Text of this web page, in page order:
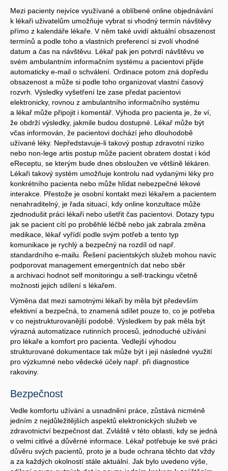
Mezi pacienty nejvíce využívané a oblíbené online objednávání
k lékaři uživatelům umožňuje vybrat si vhodný termín návštěvy
přímo z kalendáře lékaře. V něm také uvidí aktuální obsazenost
termínů a podle toho a vlastních preferencí si zvolí vhodné
datum a čas na návštěvu. Lékař pak jen potvrdí návštěvu ve
svém ambulantním informačním systému a pacientovi přijde
automaticky e-mail o schválení. Ordinace potom zná dopředu
obsazenost a může si podle toho organizovat vlastní časový
rozvrh. Výsledky vyšetření lze zase předat pacientovi
elektronicky, rovnou z ambulantního informačního systému
a lékař může připojit i komentář. Výhoda pro pacienta je, že ví,
že obdrží výsledky, jakmile budou dostupné. Lékař může být
včas informován, že pacientovi dochází jeho dlouhodobě
užívané léky. Nepředstavuje-li takový postup zdravotní riziko
nebo non-lege artis postup může pacient obratem dostat i kód
eReceptu, se kterým bude dnes obsloužen ve většině lékáren.
Lékaři takový systém umožňuje kontrolu nad vydanými léky pro
konkrétního pacienta nebo může hlídat nebezpečné lékové
interakce. Přestože je osobní kontakt mezi lékařem a pacientem
nenahraditelný, je řada situací, kdy online konzultace může
zjednodušit práci lékaři nebo ušetřit čas pacientovi. Dotazy typu
jak se pacient cítí po proběhlé léčbě nebo jak zabrala změna
medikace, lékař vyřídí podle svým potřeb a tento typ
komunikace je rychlý a bezpečný na rozdíl od např.
standardního e-mailu. Řešení pacientských služeb mohou navíc
podporovat management emergentních dat nebo sběr
a archivaci hodnot self monitoringu a self-trackingu včetně
možnosti jejich sdílení s lékařem.
Výměna dat mezi samotnými lékaři by měla být především
efektivní a bezpečná, to znamená sdílet pouze to, co je potřeba
v co nejstrukturovanější podobě. Výsledkem by pak měla být
výrazná automatizace rutinních procesů, jednoduché užívání
pro lékaře a komfort pro pacienta. Vedlejší výhodou
strukturované dokumentace tak může být i její následné využití
pro výzkumné nebo vědecké účely např. při diagnostice
rakoviny.
Bezpečnost
Vedle komfortu užívání a usnadnění práce, zůstává nicméně
jedním z nejdůležitějších aspektů elektronických služeb ve
zdravotnictví bezpečnost dat. Zvláště v této oblasti, kdy se jedná
o velmi citlivé a důvěrné informace. Lékař potřebuje ke své práci
důvěru svých pacientů, proto je a bude ochrana těchto dat vždy
a za každých okolností stále aktuální. Jak bylo uvedeno výše,